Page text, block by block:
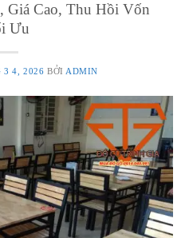
Giá Cao, Thu Hồi Vốn
Ưu
3 4, 2026 BỞI ADMIN